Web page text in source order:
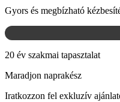
Gyors és megbízható
20 év szakmai tapasztalat
Maradjon naprakész
Iratkozzon fel exkluzív